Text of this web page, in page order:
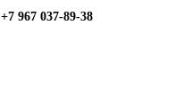
+7 967 037-89-38